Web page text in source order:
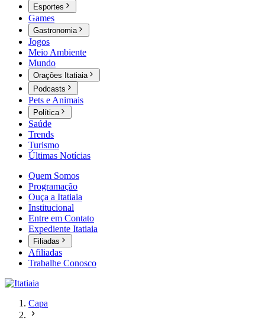
Esportes
Games
Gastronomia
Jogos
Meio Ambiente
Mundo
Orações Itatiaia
Podcasts
Pets e Animais
Política
Saúde
Trends
Turismo
Últimas Notícias
Quem Somos
Programação
Ouça a Itatiaia
Institucional
Entre em Contato
Expediente Itatiaia
Filiadas
Afiliadas
Trabalhe Conosco
Capa